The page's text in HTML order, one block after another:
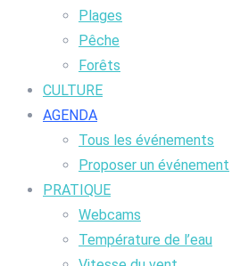
Plages
Pêche
Forêts
CULTURE
AGENDA
Tous les événements
Proposer un événement
PRATIQUE
Webcams
Température de l’eau